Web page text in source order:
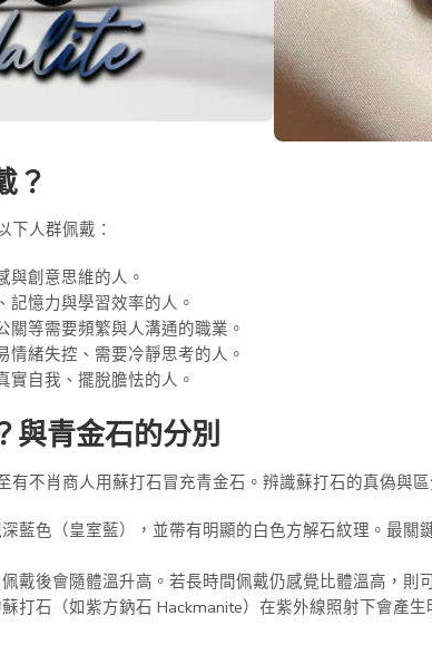
？
下人群佩戴：
與創意思維的人。
記憶力與學習效率的人。
關等需要頻繁與人溝通的職業。
情緒失控、需要冷靜思考的人。
實自我、擺脫膽怯的人。
與青金石的分別
不肖商人用蘇打石冒充青金石。辨識蘇打石的真偽與區
藍色（皇室藍），並帶有明顯的白色方解石紋理。最關
戴後會隨體溫升高。若長時間佩戴仍感覺比體溫高，則
打石（如紫方鈉石 Hackmanite）在紫外線照射下會產